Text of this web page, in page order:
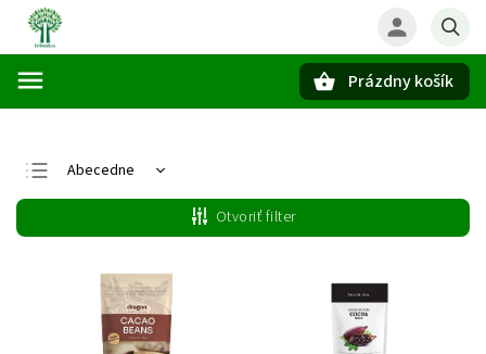
Prázdny košík
Abecedne
Najlacnejšie
Najdrahšie
Najpredávanejšie
Otvoriť filter